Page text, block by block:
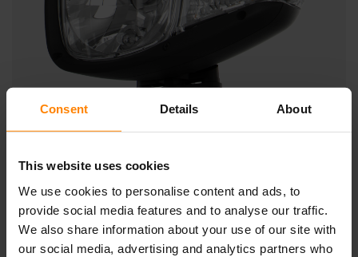
Consent Details About
This website uses cookies
We use cookies to personalise content and ads, to
provide social media features and to analyse our traffic.
We also share information about your use of our site with
our social media, advertising and analytics partners who
N523 HALOGEN
Le phare N523 halogène de NORDIC LIGHTS® est une
solution idéale de phares/feux puissants équipée d’un